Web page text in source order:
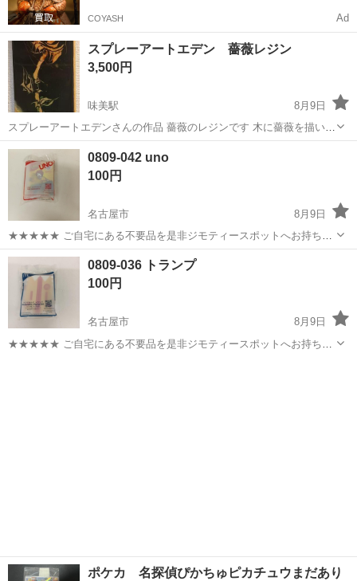
COYASH Ad
スプレーアートエデン 薔薇レジン
3,500円
味美駅
8月9日
スプレーアートエデンさんの作品 薔薇のレジンです 木に薔薇を描いて
その上からレジンを塗った手間と時間をかけた作品です 何年かに1回
しか作成しないのでとてもレアなお品物です
愛知 名古屋市
0809-042 uno
100円
名古屋市
8月9日
★★★★★ ご自宅にある不要品を是非ジモティースポットへお持ち込
みしませんか？ 家電、趣味・スポーツ・レジャー用品、こども用品、
衣料服飾品、生活雑貨、家具、本、CD・DVDなどが無料でまとめて持
ち込めます！ ※詳細はこ...
愛知 名古屋市 カードゲーム
0809-036 トランプ
100円
名古屋市
8月9日
★★★★★ ご自宅にある不要品を是非ジモティースポットへお持ち込
ポケカ 名探偵ぴかちゅピカチュウまだあり